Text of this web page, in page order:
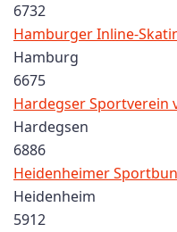
6732
Hamburger Inline-
Hamburg
6675
Hardegser Sportverein
Hardegsen
6886
Heidenheimer
Heidenheim
5912